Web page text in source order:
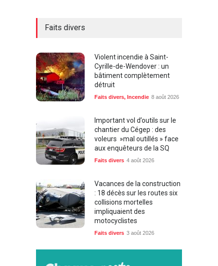
Faits divers
Violent incendie à Saint-
Cyrille-de-Wendover : un
bâtiment complètement
détruit
Faits divers, Incendie 8 août 2026
Important vol d’outils sur le
chantier du Cégep : des
voleurs »mal outillés » face
aux enquêteurs de la SQ
Faits divers 4 août 2026
Vacances de la construction
: 18 décès sur les routes six
collisions mortelles
impliquaient des
motocyclistes
Faits divers 3 août 2026